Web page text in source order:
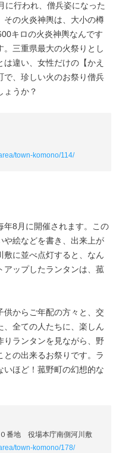
に行われ、僧兵姿になった
その火炎神輿は、大小の樽
キロの火炎神輿なんです
三重県最大の火祭りとし
違い、女性だけの【かえ
で、珍しい火のお祭り僧兵
ょうか？
town-komono/114/
年8月に開催されます。この
や絵などを書き、出来上が
敷に並べ点灯すると、なん
アップしたランタンは、菰
供からご年配の方々と、交
、全ての人たちに、楽しん
りランタンを見ながら、野
の出来るお祭りです。ラ
いほど！菰野町の幻想的な
番地 役場本庁南側河川敷
town-komono/178/